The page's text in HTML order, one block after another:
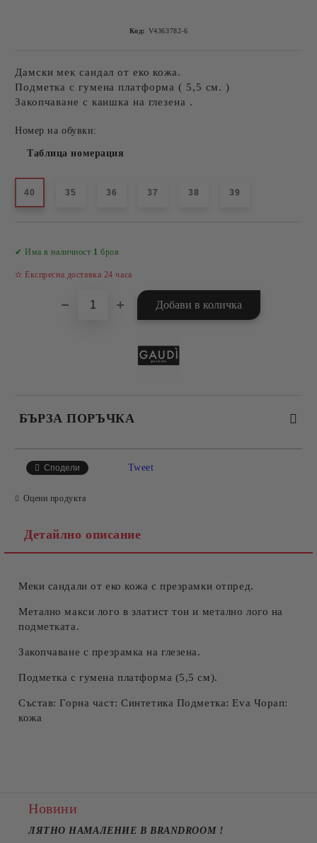
Код: V4363782-6
Дамски мек сандал от еко кожа.
Подметка с гумена платформа ( 5,5 см. )
Закопчаване с каишка на глезена .
Номер на обувки:
Таблица номерация
40 35 36 37 38 39
✔ Има в наличност 1 броя
✫ Експресна доставка 24 часа
БЪРЗА ПОРЪЧКА
Съгласен съм сПолитиката за лични данни
Ние ще се свържем с вас в рамките на работния ден.
Сподели Tweet
Оцени продукта
Детайлно описание
Меки сандали от еко кожа с презрамки отпред.
Метално макси лого в златист тон и метално лого на
подметката.
Закопчаване с презрамка на глезена.
Подметка с гумена платформа (5,5 см).
Състав: Горна част: Синтетика Подметка: Eva Чорап:
кожа
Новини
ЛЯТНО НАМАЛЕНИЕ В BRANDROOM !